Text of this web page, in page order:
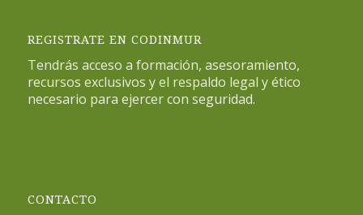
REGISTRATE EN CODINMUR
Tendrás acceso a formación, asesoramiento,
recursos exclusivos y el respaldo legal y ético
necesario para ejercer con seguridad.
CONTACTO